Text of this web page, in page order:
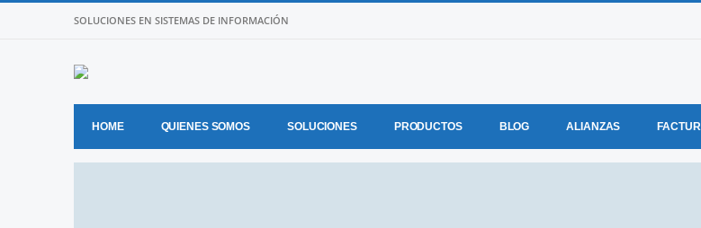
SOLUCIONES EN SISTEMAS DE INFORMACIÓN
HOME QUIENES SOMOS SOLUCIONES PRODUCTOS BLOG ALIANZAS